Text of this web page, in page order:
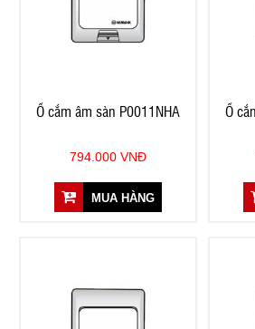
Ổ cắm âm sàn P0011NHA
794.000 VNĐ
MUA HÀNG
Ổ